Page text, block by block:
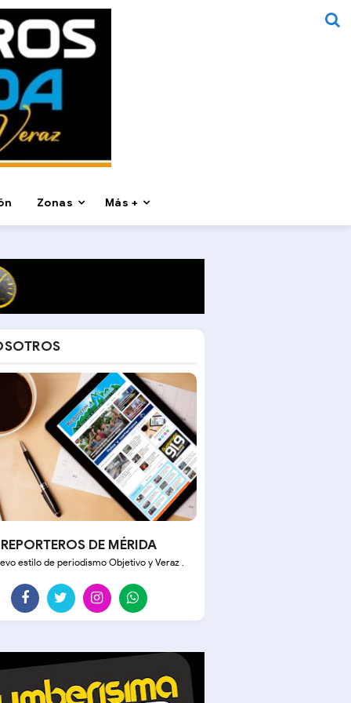
Zonas Más +
REPORTEROS DE MÉRIDA
estilo de periodismo Objetivo y Veraz .